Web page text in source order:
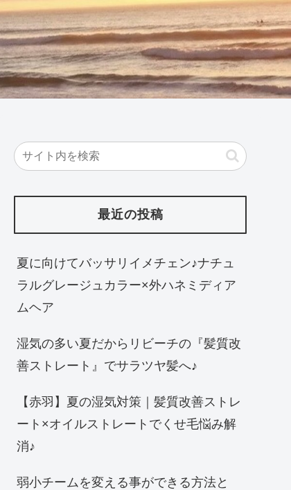
最近の投稿
夏に向けてバッサリイメチェン♪ナチュ
ラルグレージュカラー×外ハネミディア
ムヘア
湿気の多い夏だからリビーチの『髪質改
善ストレート』でサラツヤ髪へ♪
【赤羽】夏の湿気対策｜髪質改善ストレ
ート×オイルストレートでくせ毛悩み解
消♪
弱小チームを変える事ができる方法と